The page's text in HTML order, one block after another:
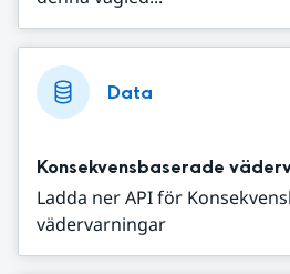
Data
Konsekvensbaserade
Ladda ner API för
vädervarningar